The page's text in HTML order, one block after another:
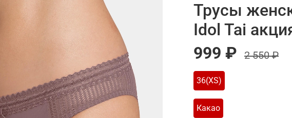
Трусы
Idol Tai
999 ₽
2 550 ₽
36(XS)
Какао